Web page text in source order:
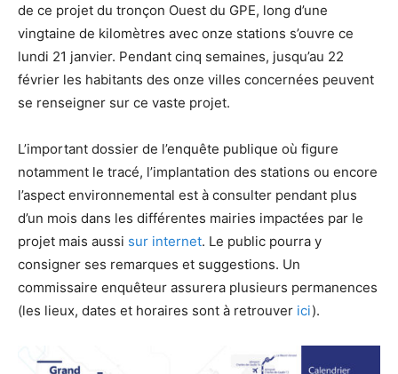
de ce projet du tronçon Ouest du GPE, long d’une
vingtaine de kilomètres avec onze stations s’ouvre ce
lundi 21 janvier. Pendant cinq semaines, jusqu’au 22
février les habitants des onze villes concernées peuvent
se renseigner sur ce vaste projet.
L’important dossier de l’enquête publique où figure
notamment le tracé, l’implantation des stations ou encore
l’aspect environnemental est à consulter pendant plus
d’un mois dans les différentes mairies impactées par le
projet mais aussi sur internet. Le public pourra y
consigner ses remarques et suggestions. Un
commissaire enquêteur assurera plusieurs permanences
(les lieux, dates et horaires sont à retrouver ici).